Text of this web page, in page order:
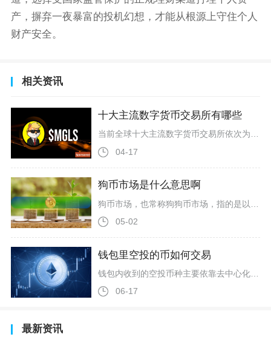
产，摒弃一夜暴富的投机幻想，才能从根源上守住个人
财产安全。
相关资讯
十大主流数字货币交易所有哪些
当前全球十大主流数字货币交易所依次为：币安（Binance）、欧易（OKX）、Bybit、Gate、Coinbase、Bitget、MEXC、HTX（火币）、KuCoin、Upbit。这一排名综合了2026年第一季度CoinGecko、CoinMarketCap等权威平台的交易量、市场份额、流动性、合规性与用户规模数据，覆盖全球主要市场，是币圈用户选择交易平台的重要参考。币安（Binance）稳居榜首，以约39.2%的全球市场份额、日均超680亿美元交易量和超2.4亿注册用户
04-17
狗币市场是什么意思啊
05-02
钱包里空投的币如何交易
06-17
最新资讯